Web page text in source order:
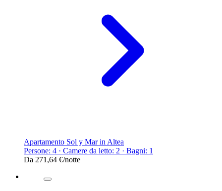
Apartamento Sol y Mar in Altea
Persone: 4 · Camere da letto: 2 · Bagni: 1
Da 271,64 €/notte